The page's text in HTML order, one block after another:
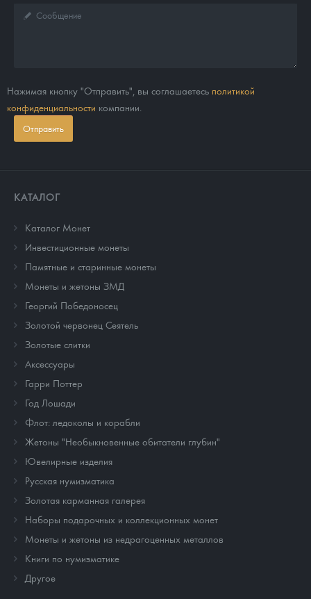
Нажимая кнопку "Отправить", вы соглашаетесь политикой
конфиденциальности компании.
Отправить
КАТАЛОГ
Каталог Монет
Инвестиционные монеты
Памятные и старинные монеты
Монеты и жетоны ЗМД
Георгий Победоносец
Золотой червонец Сеятель
Золотые слитки
Аксессуары
Гарри Поттер
Год Лошади
Флот: ледоколы и корабли
Жетоны "Необыкновенные обитатели глубин"
Ювелирные изделия
Русская нумизматика
Золотая карманная галерея
Наборы подарочных и коллекционных монет
Монеты и жетоны из недрагоценных металлов
Книги по нумизматике
Другое